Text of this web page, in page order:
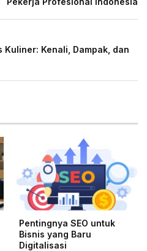
Kuliner: Kenali, Dampak, dan
Pentingnya SEO untuk
Bisnis yang Baru
Digitalisasi